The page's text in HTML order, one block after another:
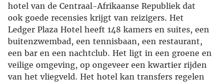
hotel van de Centraal-Afrikaanse Republiek dat
ook goede recensies krijgt van reizigers. Het
Ledger Plaza Hotel heeft 148 kamers en suites, een
buitenzwembad, een tennisbaan, een restaurant,
een bar en een nachtclub. Het ligt in een groene en
veilige omgeving, op ongeveer een kwartier rijden
van het vliegveld. Het hotel kan transfers regelen